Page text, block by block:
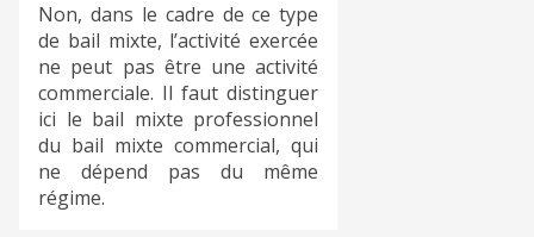
Non, dans le cadre de ce type
de bail mixte, l’activité exercée
ne peut pas être une activité
commerciale. Il faut distinguer
ici le bail mixte professionnel
du bail mixte commercial, qui
ne dépend pas du même
régime.